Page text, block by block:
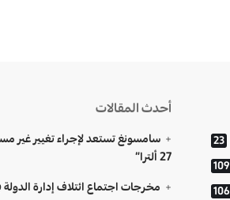
23
109
106
أحدث المقالات
سامسونغ تستعد لإجراء تغيير غير
27 ألترا”
مخرجات اجتماع ائتلاف إدارة